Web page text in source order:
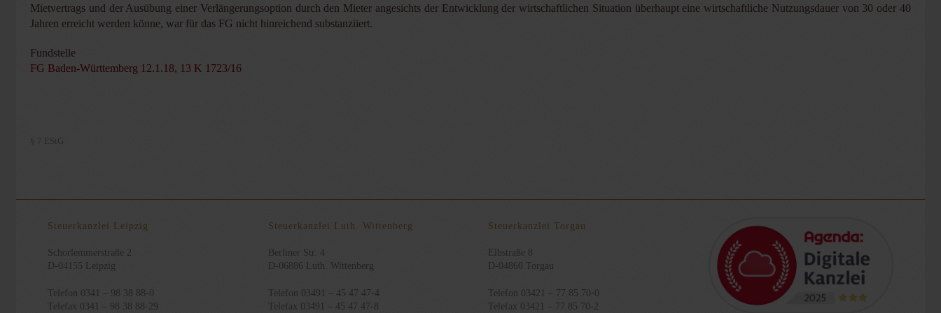
Mietvertrags und der Ausübung einer Verlängerungsoption durch den Mieter angesichts der Entwicklung der wirtschaftlichen Situation überhaupt eine wirtschaftliche Nutzungsdauer von 30 oder 40
Jahren erreicht werden könne, war für das FG nicht hinreichend substanziiert.
Fundstelle
FG Baden-Württemberg 12.1.18, 13 K 1723/16
§ 7 EStG
Steuerkanzlei Leipzig
Schorlemmerstraße 2
D-04155 Leipzig
Telefon 0341 – 98 38 88-0
Telefax 0341 – 98 38 88-29
Steuerkanzlei Luth. Wittenberg
Berliner Str. 4
D-06886 Luth. Wittenberg
Telefon 03491 – 45 47 47-4
Telefax 03491 – 45 47 47-8
Steuerkanzlei Torgau
Elbstraße 8
D-04860 Torgau
Telefon 03421 – 77 85 70-0
Telefax 03421 – 77 85 70-2